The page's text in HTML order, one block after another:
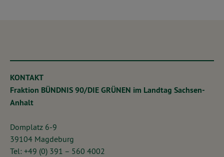
KONTAKT
Fraktion BÜNDNIS 90/DIE GRÜNEN im Landtag Sachsen-
Anhalt
Domplatz 6-9
39104 Magdeburg
Tel: +49 (0) 391 – 560 4002